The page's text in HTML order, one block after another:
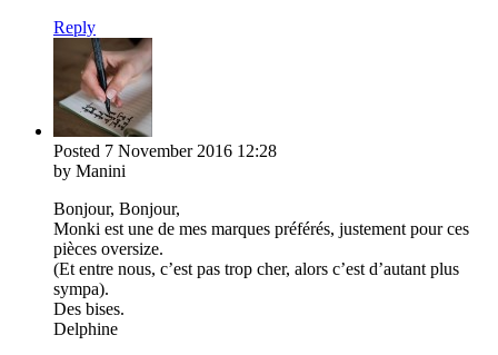
Reply
Posted 7 November 2016 12:28
by Manini
Bonjour, Bonjour,
Monki est une de mes marques préférés, justement pour ces
pièces oversize.
(Et entre nous, c’est pas trop cher, alors c’est d’autant plus
sympa).
Des bises.
Delphine